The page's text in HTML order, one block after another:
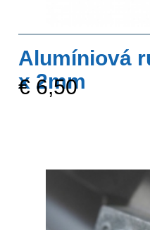
Alumíniová
x 2mm
€ 6,50